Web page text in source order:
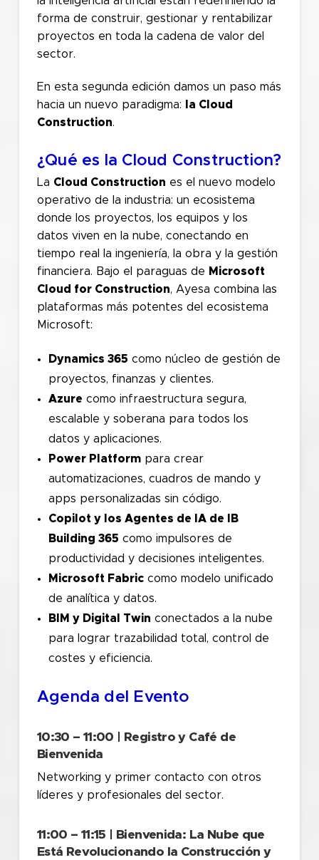
forma de construir, gestionar y rentabilizar
proyectos en toda la cadena de valor del
sector.
En esta segunda edición damos un paso más
hacia un nuevo paradigma:
la Cloud
Construction.
¿Qué es la Cloud Construction?
La Cloud Construction es el nuevo modelo
operativo de la industria: un ecosistema
donde los proyectos, los equipos y los
datos viven en la nube, conectando en
tiempo real la ingeniería, la obra y la gestión
financiera. Bajo el paraguas de Microsoft
Cloud for Construction, Ayesa combina las
plataformas más potentes del ecosistema
Microsoft:
Dynamics 365 como núcleo de gestión de
proyectos, finanzas y clientes.
Azure como infraestructura segura,
escalable y soberana para todos los
datos y aplicaciones.
Power Platformpara crear
automatizaciones, cuadros de mando y
apps personalizadas sin código.
Copilot y los Agentes de IA de IB
Building 365 como impulsores de
productividad y decisiones inteligentes.
Microsoft Fabriccomo modelo unificado
de analítica y datos.
BIM y Digital Twin conectados a la nube
para lograr trazabilidad total, control de
costes y eficiencia.
Agenda del Evento
10:30 – 11:00 | Registro y Café de
Bienvenida
Networking y primer contacto con otros
líderes y profesionales del sector.
11:00 – 11:15 | Bienvenida: La Nube que
Está Revolucionando la Construcción y